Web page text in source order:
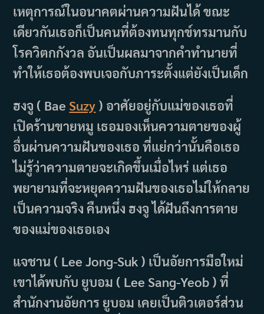
เหตุการณ์ในอนาคตผ่านความฝันได้ ขณะ
เดียวกันเธอก็เป็นคนที่ต้องทนทุกข์ทรมานกับ
โรควิตกกังวล อันเป็นผลมาจากคำทำนายที่
ทำให้เธอต้องพบเจอกับภาระตั้งแต่ยังเป็นเด็ก
ฮงจู ( Bae Suzy ) อาศัยอยู่กับแม่ของเธอที่
เปิดร้านขายหมู เธอมองเห็นความตายของผู้
อื่นผ่านความฝันของเธอ ที่แย่กว่านั้นคือเธอ
ไม่รู้ว่าความตายจะเกิดขึ้นเมื่อไหร่ แต่เธอ
พยายามที่จะหยุดความฝันของเธอไม่ให้กลาย
เป็นความจริง คืนหนึ่ง ฮงจู ได้ฝันถึงการตาย
ของแม่ของเธอเอง
แจชาน ( Lee Jong-Suk ) เป็นอัยการมือใหม่
เขาได้พบกับ ยูบอม ( Lee Sang-Yeob ) ที่
สำนักงานอัยการ ยูบอม เคยเป็นติวเตอร์ส่วน